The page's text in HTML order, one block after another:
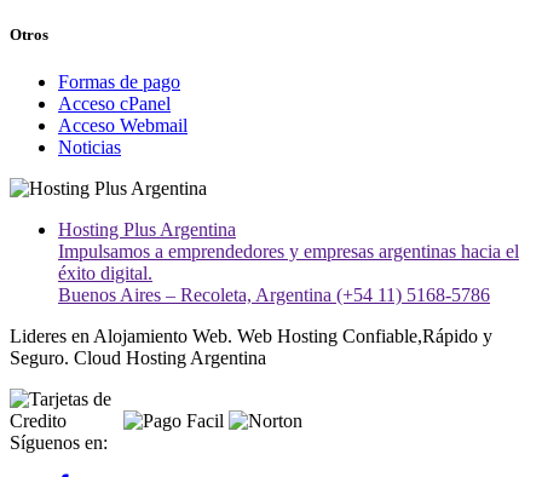
Otros
Formas de pago
Acceso cPanel
Acceso Webmail
Noticias
Hosting Plus Argentina
Impulsamos a emprendedores y empresas argentinas hacia el
éxito digital.
Buenos Aires – Recoleta, Argentina (+54 11) 5168-5786
Lideres en Alojamiento Web. Web Hosting Confiable,Rápido y
Seguro. Cloud Hosting Argentina
Síguenos en: